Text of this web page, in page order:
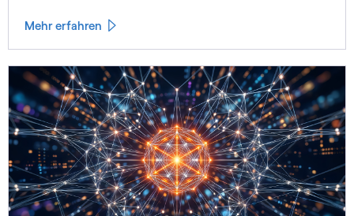
Mehr erfahren